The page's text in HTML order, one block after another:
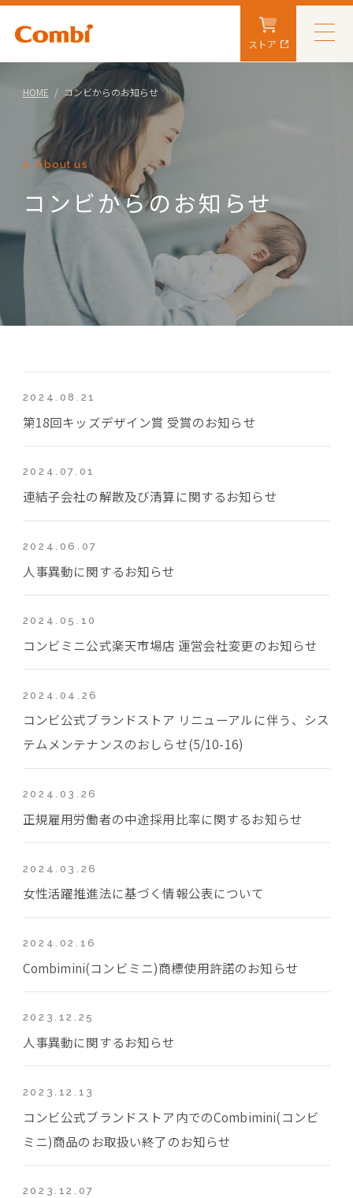
ストア
HOME コンビからのお知らせ
About us
コンビからのお知らせ
2024.08.21
第18回キッズデザイン賞 受賞のお知らせ
2024.07.01
連結子会社の解散及び清算に関するお知らせ
2024.06.07
人事異動に関するお知らせ
2024.05.10
コンビミニ公式楽天市場店 運営会社変更のお知らせ
2024.04.26
コンビ公式ブランドストア リニューアルに伴う、シス
テムメンテナンスのおしらせ(5/10-16)
2024.03.26
正規雇用労働者の中途採用比率に関するお知らせ
2024.03.26
女性活躍推進法に基づく情報公表について
2024.02.16
Combimini(コンビミニ)商標使用許諾のお知らせ
2023.12.25
人事異動に関するお知らせ
2023.12.13
コンビ公式ブランドストア内でのCombimini(コンビ
ミニ)商品のお取扱い終了のお知らせ
2023.12.07